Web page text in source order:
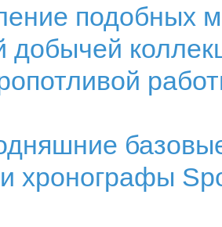
подобных
добычей
хронографы